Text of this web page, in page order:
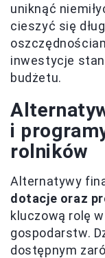
uniknąć
cieszyć się
inwestycje
budżetu.
i
rolników
Alternatywy
dotacje oraz
kluczową rolę
gospodarstw.
dostępnym